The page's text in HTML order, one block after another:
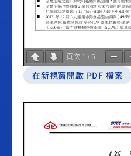
頁次 1 / 5
在新視窗開啟 PDF 檔案